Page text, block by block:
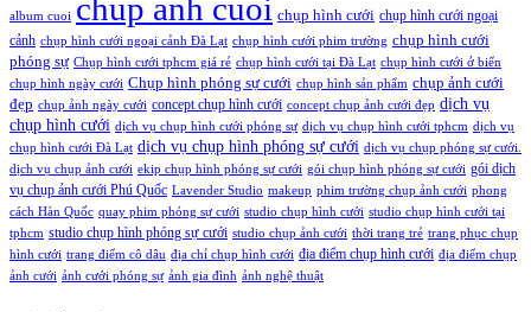
album cuoi chup anh cuoi chụp hình cưới chụp hình cưới ngoại
cảnh chụp hình cưới ngoại cảnh Đà Lạt chụp hình cưới phim trường chụp hình cưới
phóng sự Chụp hình cưới tphcm giá rẻ chụp hình cưới tại Đà Lạt chụp hình cưới ở biển
chụp hình ngày cưới Chụp hình phóng sự cưới chụp hình sản phẩm chụp ảnh cưới
đẹp chụp ảnh ngày cưới concept chụp hình cưới concept chụp ảnh cưới đẹp dịch vụ
chụp hình cưới dịch vụ chụp hình cưới phóng sự dịch vụ chụp hình cưới tphcm dịch vụ
chụp hình cưới Đà Lạt dịch vụ chụp hình phóng sự cưới dịch vụ chụp phóng sự cưới.
dịch vụ chụp ảnh cưới ekip chụp hình phóng sự cưới gói chụp hình phóng sự cưới gói dịch
vụ chụp ảnh cưới Phú Quốc Lavender Studio makeup phim trường chụp ảnh cưới phong
cách Hàn Quốc quay phim phóng sự cưới studio chụp hình cưới studio chụp hình cưới tại
tphcm studio chụp hình phóng sự cưới studio chụp ảnh cưới thời trang trẻ trang phục chụp
hình cưới trang điểm cô dâu địa chỉ chụp hình cưới địa điểm chụp hình cưới địa điểm chụp
ảnh cưới ảnh cưới phóng sự ảnh gia đình ảnh nghệ thuật